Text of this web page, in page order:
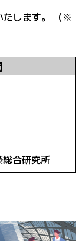
します。
（※
総合研究所